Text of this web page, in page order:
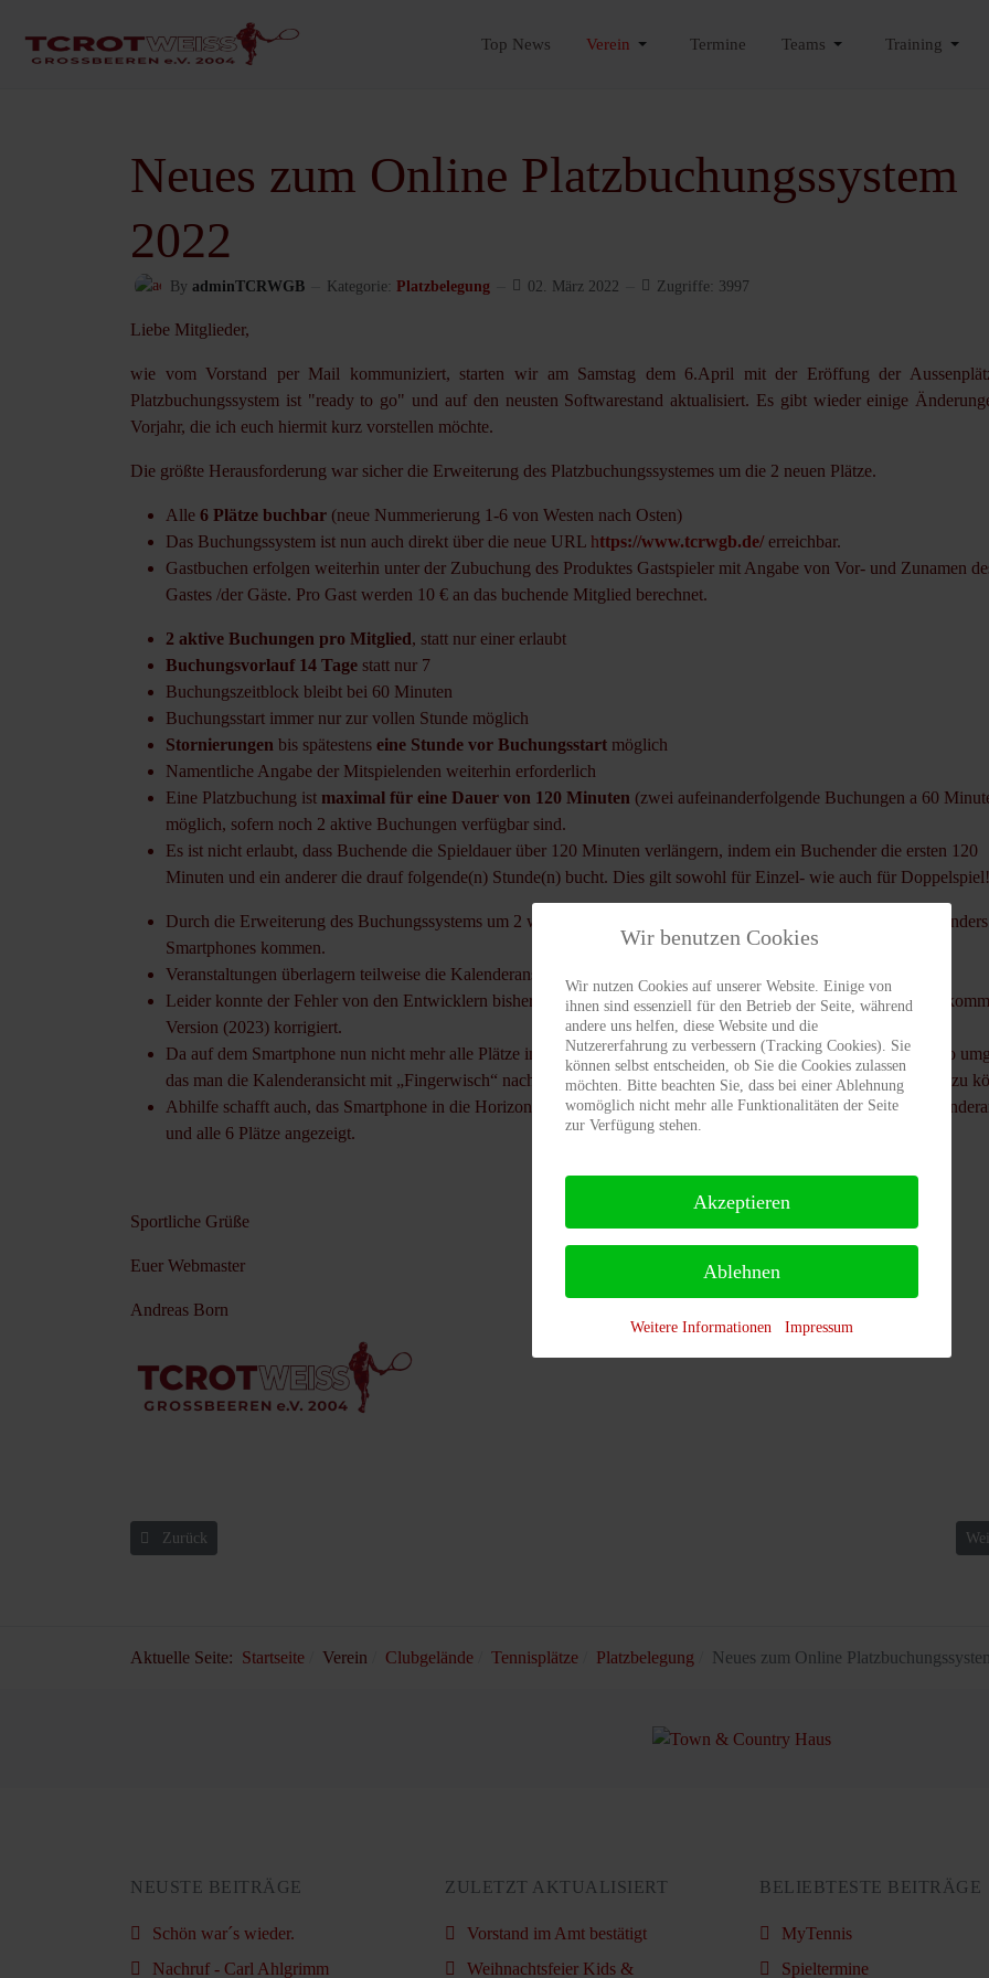
Top News Verein Termine Teams Training
Neues zum Online Platzbuchungssystem
2022
By adminTCRWGB Kategorie: Platzbelegung 02. März 2022 Zugriffe: 3997
Liebe Mitglieder,
wie vom Vorstand per Mail kommuniziert, starten wir am Samstag dem 6.April mit der Eröffung der
Platzbuchungssystem ist "ready to go" und auf den neusten Softwarestand aktualisiert. Es gibt wieder einige
Vorjahr, die ich euch hiermit kurz vorstellen möchte.
Die größte Herausforderung war sicher die Erweiterung des Platzbuchungssystemes um die 2 neuen Plätze.
Alle 6 Plätze buchbar (neue Nummerierung 1-6 von Westen nach Osten)
Das Buchungssystem ist nun auch direkt über die neue URL https://www.tcrwgb.de/erreichbar.
Gastbuchen erfolgen weiterhin unter der Zubuchung des Produktes Gastspieler mit Angabe von Vor- und Zunamen
Gastes /der Gäste. Pro Gast werden 10 € an das buchende Mitglied berechnet.
2 aktive Buchungen pro Mitglied, statt nur einer erlaubt
Buchungsvorlauf 14 Tage statt nur 7
Buchungszeitblock bleibt bei 60 Minuten
Buchungsstart immer nur zur vollen Stunde möglich
Stornierungen bis spätestens eine Stunde vor Buchungsstart möglich
Namentliche Angabe der Mitspielenden weiterhin erforderlich
Eine Platzbuchung ist maximal für eine Dauer von 120 Minuten (zwei aufeinanderfolgende Buchungen a 60
möglich, sofern noch 2 aktive Buchungen verfügbar sind.
Es ist nicht erlaubt, dass Buchende die Spieldauer über 120 Minuten verlängern, indem ein Buchender die ersten 120
Minuten und ein anderer die drauf folgende(n) Stunde(n) bucht. Dies gilt sowohl für Einzel- wie auch für Doppelspiel!
Durch die Erweiterung des Buchungssystems um 2 weitere Plätze, kann es zu
des
Smartphones kommen.
Veranstaltungen überlagern teilweise die Kalenderansicht. (ist inzwischen durch Workaround behoben)
Leider konnte der Fehler von den Entwicklern bisher nicht behoben werden und wird voraussichtlich erst in der
Version (2023) korrigiert.
Da auf dem Smartphone nun nicht mehr alle Plätze in der Vertikalansicht angezeigt werden können habe ich es so
das man die Kalenderansicht mit „Fingerwisch“ nach links bzw. rechts scollen kann, um so komfortabler buchen zu
Abhilfe schafft auch, das Smartphone in die Horizontale zu drehen. Dann werden auch bis zu 2 Tage in der
und alle 6 Plätze angezeigt.
Sportliche Grüße
Euer Webmaster
Andreas Born
Vorheriger Beitrag: Update zum Online Platzbuchungssystem 2022
Zurück
Aktuelle Seite: Startseite Verein Clubgelände Tennisplätze Platzbelegung Neues zum Online
NEUSTE BEITRÄGE
Schön war´s wieder.
Nachruf - Carl Ahlgrimm
ZULETZT AKTUALISIERT
Vorstand im Amt bestätigt
Weihnachtsfeier Kids &
BELIEBTESTE BEITRÄGE
MyTennis
Spieltermine
Wir benutzen Cookies
Wir nutzen Cookies auf unserer Website. Einige von
ihnen sind essenziell für den Betrieb der Seite, während
andere uns helfen, diese Website und die
Nutzererfahrung zu verbessern (Tracking Cookies). Sie
können selbst entscheiden, ob Sie die Cookies zulassen
möchten. Bitte beachten Sie, dass bei einer Ablehnung
womöglich nicht mehr alle Funktionalitäten der Seite
zur Verfügung stehen.
Akzeptieren
Ablehnen
Weitere Informationen Impressum